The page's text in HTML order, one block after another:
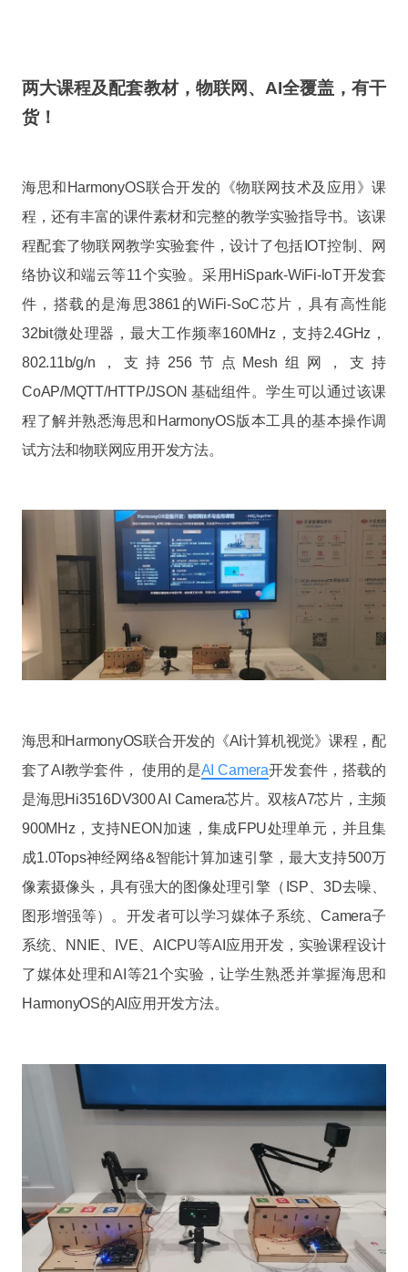
两大课程及配套教材，物联网、AI全覆盖，有干
货！
海思和HarmonyOS联合开发的《物联网技术及应用》课
程，还有丰富的课件素材和完整的教学实验指导书。该课
程配套了物联网教学实验套件，设计了包括IOT控制、网
络协议和端云等11个实验。采用HiSpark-WiFi-loT开发套
件，搭载的是海思3861的WiFi-SoC芯片，具有高性能
32bit微处理器，最大工作频率160MHz，支持2.4GHz，
802.11b/g/n，支持256节点Mesh组网，支持
CoAP/MQTT/HTTP/JSON 基础组件。学生可以通过该课
程了解并熟悉海思和HarmonyOS版本工具的基本操作调
试方法和物联网应用开发方法。
海思和HarmonyOS联合开发的《AI计算机视觉》课程，配
套了AI教学套件， 使用的是AI Camera开发套件，搭载的
是海思Hi3516DV300 AI Camera芯片。双核A7芯片，主频
900MHz，支持NEON加速，集成FPU处理单元，并且集
成1.0Tops神经网络&智能计算加速引擎，最大支持500万
像素摄像头，具有强大的图像处理引擎（ISP、3D去噪、
图形增强等）。开发者可以学习媒体子系统、Camera子
系统、NNIE、IVE、AICPU等AI应用开发，实验课程设计
了媒体处理和AI等21个实验，让学生熟悉并掌握海思和
HarmonyOS的AI应用开发方法。